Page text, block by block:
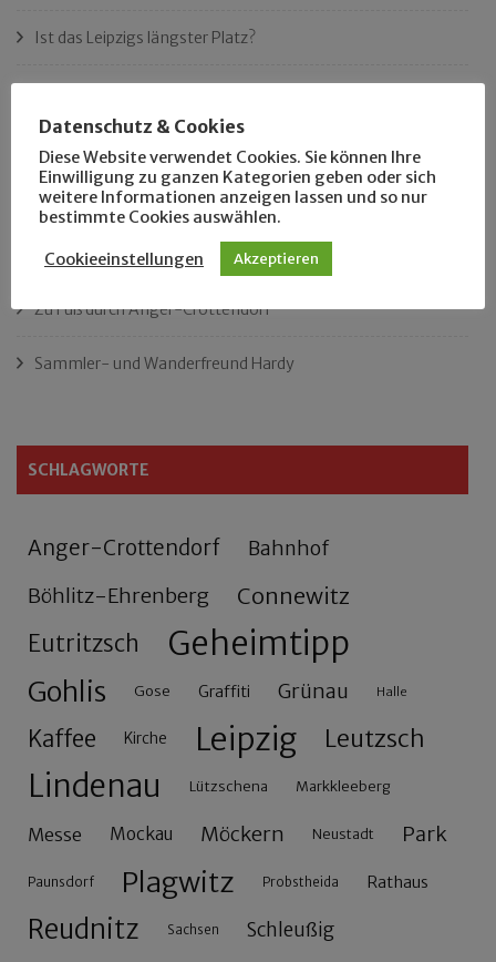
Ist das Leipzigs längster Platz?
Das neue Eutritzsch-Buch
Der Leipziger Schmiedetag von 1904
Rennfahrer in Schönefeld und Zschocher
Zu Fuß durch Anger-Crottendorf
Sammler- und Wanderfreund Hardy
SCHLAGWORTE
Anger-Crottendorf Bahnhof
Böhlitz-Ehrenberg Connewitz
Eutritzsch Geheimtipp
Gohlis Gose Graffiti Grünau Halle
Kaffee Kirche Leipzig Leutzsch
Lindenau Lützschena Markkleeberg
Messe Mockau Möckern Neustadt Park
Paunsdorf Plagwitz Probstheida Rathaus
Reudnitz Sachsen Schleußig
Datenschutz & Cookies
Diese Website verwendet Cookies. Sie können Ihre
Einwilligung zu ganzen Kategorien geben oder sich
weitere Informationen anzeigen lassen und so nur
bestimmte Cookies auswählen.
Cookieeinstellungen Akzeptieren